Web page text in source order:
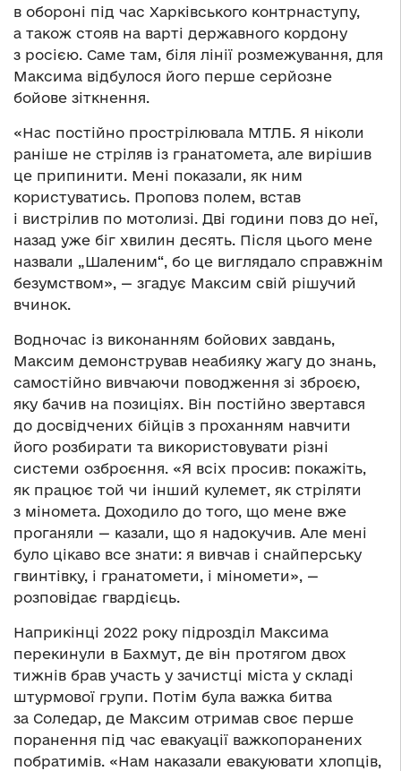
в обороні під час Харківського контрнаступу,
а також стояв на варті державного кордону
з росією. Саме там, біля лінії розмежування, для
Максима відбулося його перше серйозне
бойове зіткнення.
«Нас постійно прострілювала МТЛБ. Я ніколи
раніше не стріляв із гранатомета, але вирішив
це припинити. Мені показали, як ним
користуватись. Проповз полем, встав
і вистрілив по мотолизі. Дві години повз до неї,
назад уже біг хвилин десять. Після цього мене
назвали „Шаленим“, бо це виглядало справжнім
безумством», — згадує Максим свій рішучий
вчинок.
Водночас із виконанням бойових завдань,
Максим демонстрував неабияку жагу до знань,
самостійно вивчаючи поводження зі зброєю,
яку бачив на позиціях. Він постійно звертався
до досвідчених бійців з проханням навчити
його розбирати та використовувати різні
системи озброєння. «Я всіх просив: покажіть,
як працює той чи інший кулемет, як стріляти
з міномета. Доходило до того, що мене вже
проганяли — казали, що я надокучив. Але мені
було цікаво все знати: я вивчав і снайперську
гвинтівку, і гранатомети, і міномети», —
розповідає гвардієць.
Наприкінці 2022 року підрозділ Максима
перекинули в Бахмут, де він протягом двох
тижнів брав участь у зачистці міста у складі
штурмової групи. Потім була важка битва
за Соледар, де Максим отримав своє перше
поранення під час евакуації важкопоранених
побратимів. «Нам наказали евакуювати хлопців,